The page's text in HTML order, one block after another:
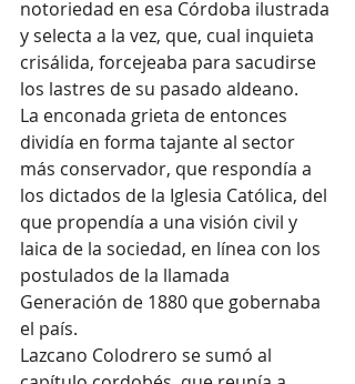
notoriedad en esa Córdoba ilustrada
y selecta a la vez, que, cual inquieta
crisálida, forcejeaba para sacudirse
los lastres de su pasado aldeano.
La enconada grieta de entonces
dividía en forma tajante al sector
más conservador, que respondía a
los dictados de la Iglesia Católica, del
que propendía a una visión civil y
laica de la sociedad, en línea con los
postulados de la llamada
Generación de 1880 que gobernaba
el país.
Lazcano Colodrero se sumó al